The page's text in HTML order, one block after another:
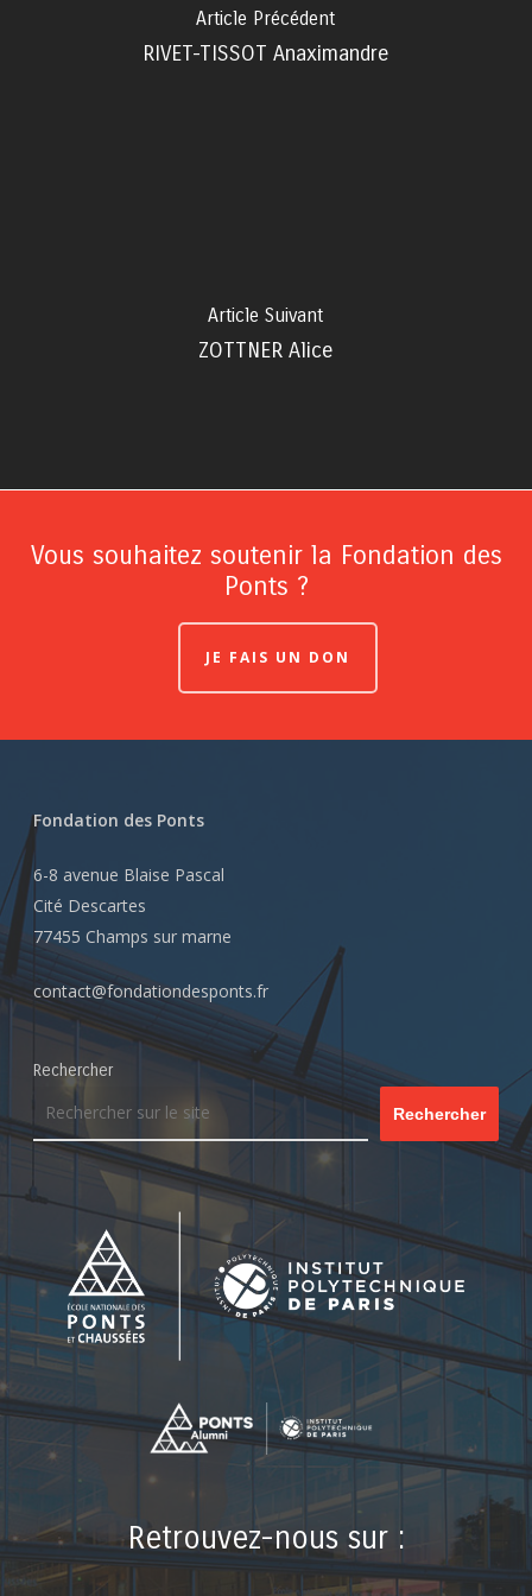
Article Précédent
RIVET-TISSOT Anaximandre
Article Suivant
ZOTTNER Alice
Vous souhaitez soutenir la Fondation des
Ponts ?
JE FAIS UN DON
Fondation des Ponts
6-8 avenue Blaise Pascal
Cité Descartes
77455 Champs sur marne
contact@fondationdesponts.fr
Rechercher
Rechercher
Retrouvez-nous sur :